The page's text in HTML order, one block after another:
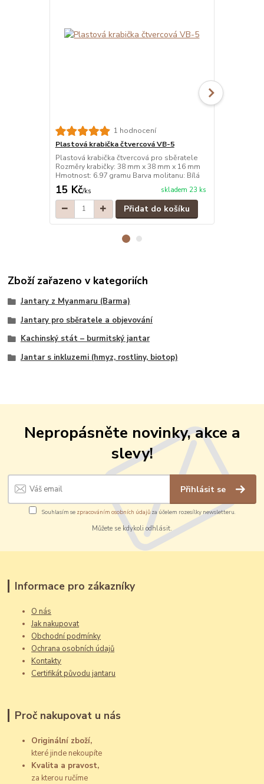
1 hodnocení
Plastová krabička čtvercová VB-5
Plastová krabička čtvercová pro sběratele
Rozměry krabičky: 38 mm x 38 mm x 16 mm
Hmotnost: 6.97 gramu Barva molitanu: Bílá
15 Kč/ks skladem 23 ks
Přidat do košíku
Zboží zařazeno v kategoriích
Jantary z Myanmaru (Barma)
Jantary pro sběratele a objevování
Kachinský stát – burmitský jantar
Jantar s inkluzemi (hmyz, rostliny, biotop)
Nepropásněte novinky, akce a
slevy!
Přihlásit se
Souhlasím se zpracováním osobních údajůza účelem rozesílky newsletteru.
Můžete se kdykoli odhlásit.
Informace pro zákazníky
O nás
Jak nakupovat
Obchodní podmínky
Ochrana osobních údajů
Kontakty
Certifikát původu jantaru
Proč nakupovat u nás
Originální zboží,
které jinde nekoupíte
Kvalita a pravost,
za kterou ručíme